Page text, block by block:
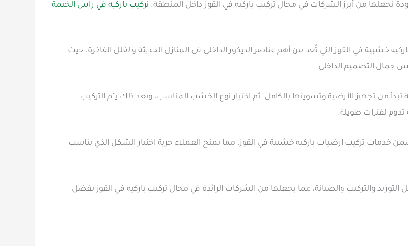
تجعلها من أبرز الشركات في مجال تركيب باركيه في القوز داخل المنطقة. تركيب باركيه في راس الخيمة
خشبية في القوز التي تُعد من أهم عناصر الديكور الداخلي في المنازل الحديثة والفلل الفاخرة. حيث
جمال التصميم الداخلي.
من تجهيز الأرضية وتسويتها بالكامل، ثم اختيار نوع الخشب المناسب، وبعد ذلك يتم التركيب
تدوم لفترات طويلة.
خدمات تركيب ارضيات باركيه خشبية في القوز، مما يمنح العملاء حرية اختيار الشكل الذي يناسب
والتركيب والصيانة، مما يجعلها من الشركات الرائدة في مجال تركيب باركيه في القوز بفضل